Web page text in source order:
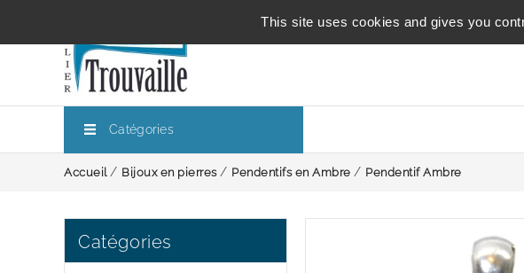
Catégories
Accueil Bijoux en pierres Pendentifs en Ambre Pendentif Ambre
Catégories
This site uses cookies and gives you